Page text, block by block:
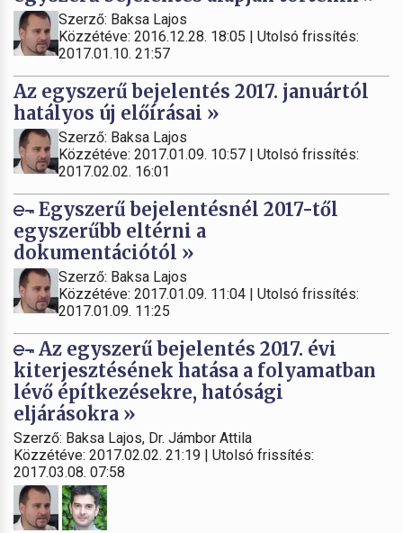
Szerző: Baksa Lajos
Közzétéve: 2016.12.28. 18:05 | Utolsó frissítés:
2017.01.10. 21:57
Az egyszerű bejelentés 2017. januártól
hatályos új előírásai »
Szerző: Baksa Lajos
Közzétéve: 2017.01.09. 10:57 | Utolsó frissítés:
2017.02.02. 16:01
Egyszerű bejelentésnél 2017-től
egyszerűbb eltérni a
dokumentációtól »
Szerző: Baksa Lajos
Közzétéve: 2017.01.09. 11:04 | Utolsó frissítés:
2017.01.09. 11:25
Az egyszerű bejelentés 2017. évi
kiterjesztésének hatása a folyamatban
lévő építkezésekre, hatósági
eljárásokra »
Szerző: Baksa Lajos, Dr. Jámbor Attila
Közzétéve: 2017.02.02. 21:19 | Utolsó frissítés:
2017.03.08. 07:58